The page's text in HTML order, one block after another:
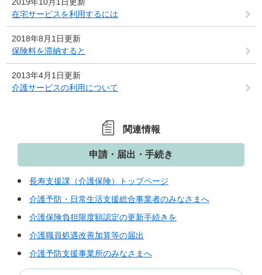
在宅サービスを利用するには
2018年8月1日更新
保険料を滞納すると
2013年4月1日更新
介護サービスの利用について
関連情報
申請・届出・手続き
長寿支援課（介護保険）トップページ
介護予防・日常生活支援総合事業者のみなさまへ
介護保険負担限度額認定の更新手続きを
介護職員処遇改善加算等の届出
介護予防支援事業所のみなさまへ